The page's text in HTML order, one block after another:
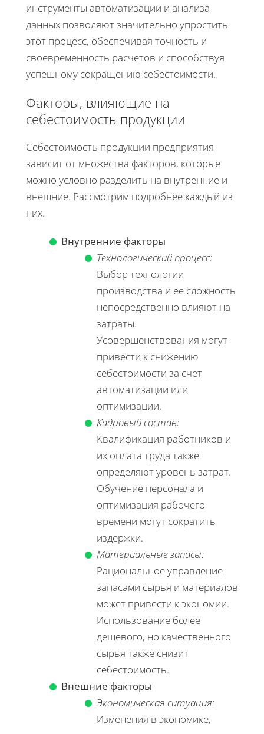
инструменты автоматизации и анализа
данных позволяют значительно упростить
этот процесс, обеспечивая точность и
своевременность расчетов и способствуя
успешному сокращению себестоимости.
Факторы, влияющие на
себестоимость продукции
Себестоимость продукции предприятия
зависит от множества факторов, которые
можно условно разделить на внутренние и
внешние. Рассмотрим подробнее каждый из
них.
Внутренние факторы
Технологический процесс:
Выбор технологии
производства и ее сложность
непосредственно влияют на
затраты.
Усовершенствования могут
привести к снижению
себестоимости за счет
автоматизации или
оптимизации.
Кадровый состав:
Квалификация работников и
их оплата труда также
определяют уровень затрат.
Обучение персонала и
оптимизация рабочего
времени могут сократить
издержки.
Материальные запасы:
Рациональное управление
запасами сырья и материалов
может привести к экономии.
Использование более
дешевого, но качественного
сырья также снизит
себестоимость.
Внешние факторы
Экономическая ситуация:
Изменения в экономике,